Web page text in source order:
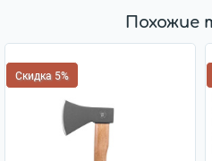
Похожие
Скидка 5%